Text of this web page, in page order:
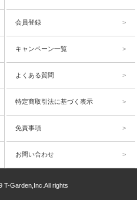
会員登録
キャンペーン一覧
よくある質問
特定商取引法に基づく表示
免責事項
お問い合わせ
T-Garden,Inc.All rights